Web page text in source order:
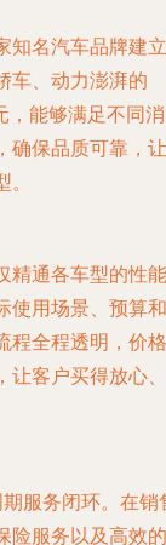
知名汽车品牌建立
车、动力澎湃的
，能够满足不同
确保品质可靠，让
精通各车型的性能
使用场景、预算和
程全程透明，价格
让客户买得放心、
服务闭环。在销
险服务以及高效的